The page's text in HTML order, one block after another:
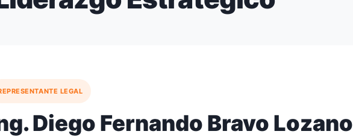
LEGAL
Diego Fernando Bravo Lozano